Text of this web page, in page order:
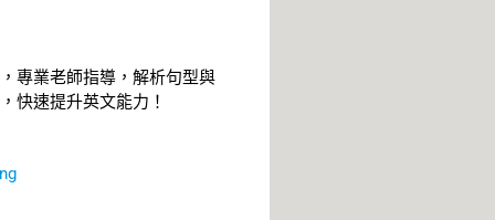
專業老師指導，解析句型與
快速提升英文能力！